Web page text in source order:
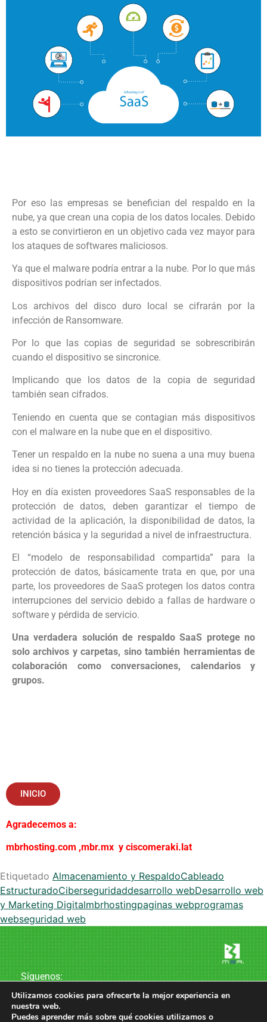
Por eso las empresas se benefician del respaldo en la
nube, ya que crean una copia de los datos locales. Debido
a esto se convirtieron en un objetivo cada vez mayor para
los ataques de softwares maliciosos.
Ya que el malware podría entrar a la nube. Por lo que más
dispositivos podrían ser infectados.
Los archivos del disco duro local se cifrarán por la
infección de Ransomware.
Por lo que las copias de seguridad se sobrescribirán
cuando el dispositivo se sincronice.
Implicando que los datos de la copia de seguridad
también sean cifrados.
Teniendo en cuenta que se contagian más dispositivos
con el malware en la nube que en el dispositivo.
Tener un respaldo en la nube no suena a una muy buena
idea si no tienes la protección adecuada.
Hoy en día existen proveedores SaaS responsables de la
protección de datos, deben garantizar el tiempo de
actividad de la aplicación, la disponibilidad de datos, la
retención básica y la seguridad a nivel de infraestructura.
El “modelo de responsabilidad compartida” para la
protección de datos, básicamente trata en que, por una
parte, los proveedores de SaaS protegen los datos contra
interrupciones del servicio debido a fallas de hardware o
software y pérdida de servicio.
Una verdadera solución de respaldo SaaS protege no
solo archivos y carpetas, sino también herramientas de
colaboración como conversaciones, calendarios y
grupos.
INICIO
Agradecemos a:
mbrhosting.com ,mbr.mx y ciscomeraki.lat
Etiquetado Almacenamiento y RespaldoCableado
EstructuradoCiberseguridaddesarrollo webDesarrollo web
y Marketing Digitalmbrhostingpaginas webprogramas
webseguridad web
Síguenos:
Utilizamos cookies para ofrecerte la mejor experiencia en
nuestra web.
Puedes aprender más sobre qué cookies utilizamos o